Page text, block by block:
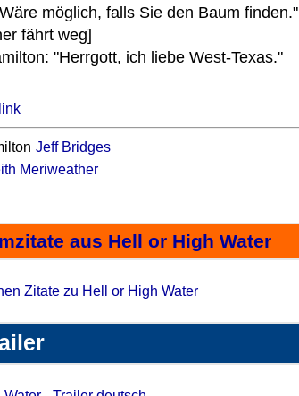
möglich, falls Sie den Baum finden."
fährt weg]
"Herrgott, ich liebe West-Texas."
Jeff Bridges
Meriweather
aus Hell or High Water
Zitate zu Hell or High Water